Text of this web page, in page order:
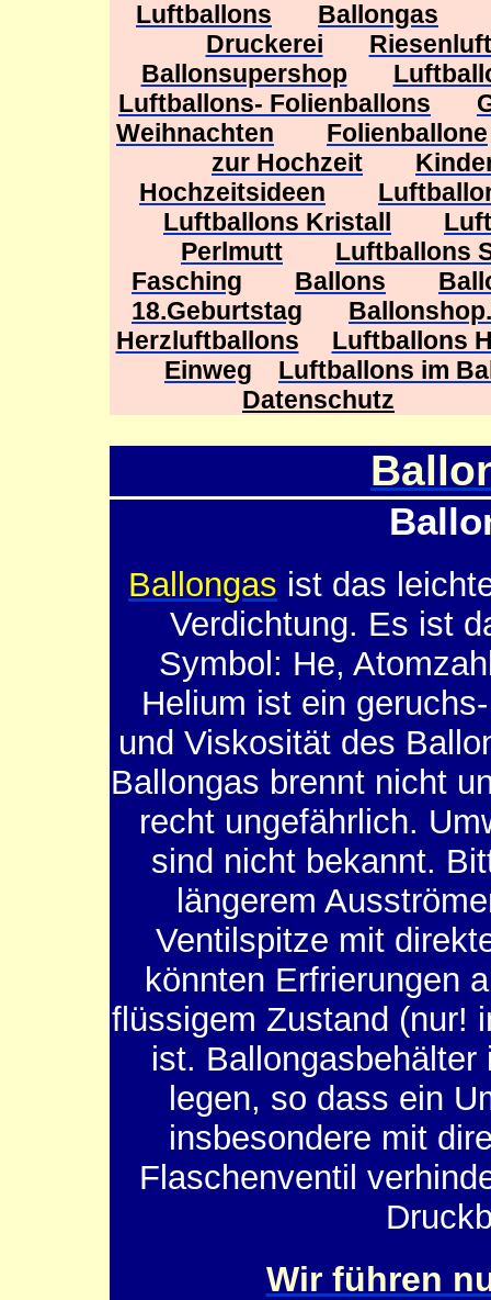
Luftballons
Ballongas
Druckerei
Ballonsupershop
Luftballons- Folienballons
Weihnachten
Folienballone
zur Hochzeit
Hochzeitsideen
Luftballons Kristall
Perlmutt
Luftballons
Fasching
Ballons
18.Geburtstag
Herzluftballons
Luftballons
Einweg
Luftballons im
Datenschutz
Ballongas ist das
Verdichtung. Es ist
Symbol: He,
Helium ist ein
und Viskosität des
Ballongas brennt nicht
recht ungefährlich.
sind nicht bekannt.
längerem
Ventilspitze mit
könnten Erfrierungen
flüssigem Zustand (nur!
ist.
legen, so dass ein
insbesondere mit
Flaschenventil
Wir führen